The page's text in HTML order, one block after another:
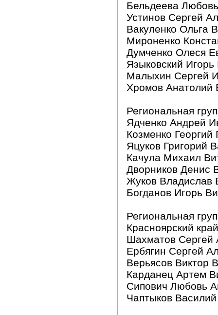
Бельдеева
Устинов Сергей
Вакуленко Ольга
Мироненко
Думченко Олеся
Языковский Игорь
Малыхин Сергей
Хромов Анатолий
Региональная
Ядченко Андрей
Козменко Георгий
Яцуков Григорий
Качула Михаил
Дворников Денис
Жуков Владислав
Богданов Игорь
Региональная
Красноярский
Шахматов Сергей
Ербягин Сергей
Верьясов Виктор
Карданец Артем
Сипович Любовь
Чаптыков